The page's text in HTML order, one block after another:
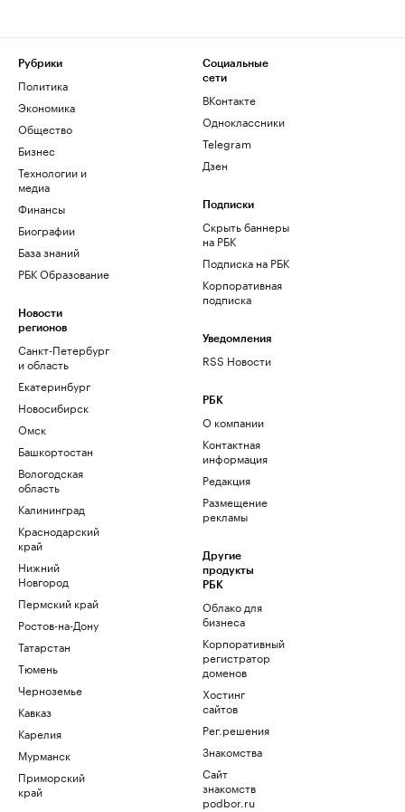
Рубрики
Политика
Экономика
Общество
Бизнес
Технологии и
медиа
Финансы
Биографии
База знаний
РБК Образование
Новости
регионов
Санкт-Петербург
и область
Екатеринбург
Новосибирск
Омск
Башкортостан
Вологодская
область
Калининград
Краснодарский
край
Нижний
Новгород
Пермский край
Ростов-на-Дону
Татарстан
Тюмень
Черноземье
Кавказ
Карелия
Мурманск
Приморский
край
Социальные
сети
ВКонтакте
Одноклассники
Telegram
Дзен
Подписки
Скрыть баннеры
на РБК
Подписка на РБК
Корпоративная
подписка
Уведомления
RSS Новости
РБК
О компании
Контактная
информация
Редакция
Размещение
рекламы
Другие
продукты
РБК
Облако для
бизнеса
Корпоративный
регистратор
доменов
Хостинг
сайтов
Рег.решения
Знакомства
Сайт
знакомств
podbor.ru